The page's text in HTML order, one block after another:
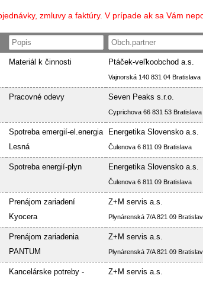
zmluvy a faktúry. V prípade ak sa Vám
Materiál k činnosti Ptáček-veľkoobchod a.s.
Vajnorská 140 831 04 Bratislava
Pracovné odevy Seven Peaks s.r.o.
Cyprichova 66 831 53 Bratislava
Spotreba emergií-el.energia
Lesná
Energetika Slovensko a.s.
Čulenova 6 811 09 Bratislava
Spotreba energií-plyn Energetika Slovensko a.s.
Čulenova 6 811 09 Bratislava
Prenájom zariadení
Kyocera
Z+M servis a.s.
Plynárenská 7/A 821 09
Prenájom zariadenia
PANTUM
Z+M servis a.s.
Plynárenská 7/A 821 09
Kancelárske potreby -
Z+M servis a.s.